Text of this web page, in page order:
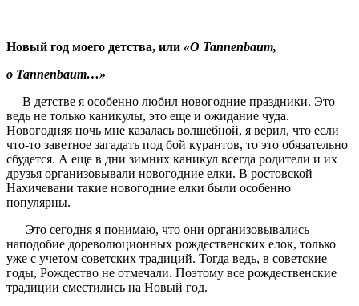
Новый год моего детства, или «O Tannenbaum,
o Tannenbaum…»
В детстве я особенно любил новогодние праздники. Это
ведь не только каникулы, это еще и ожидание чуда.
Новогодняя ночь мне казалась волшебной, я верил, что если
что-то заветное загадать под бой курантов, то это обязательно
сбудется. А еще в дни зимних каникул всегда родители и их
друзья организовывали новогодние елки. В ростовской
Нахичевани такие новогодние елки были особенно
популярны.
Это сегодня я понимаю, что они организовывались
наподобие дореволюционных рождественских елок, только
уже с учетом советских традиций. Тогда ведь, в советские
годы, Рождество не отмечали. Поэтому все рождественские
традиции сместились на Новый год.